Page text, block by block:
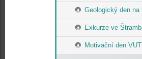
Geologický den na
Exkurze ve
Motivační den